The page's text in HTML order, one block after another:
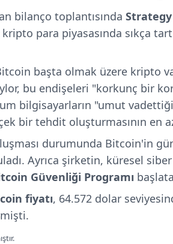
bilanço toplantısında
para piyasasında sıkça
başta olmak üzere kripto
bu endişeleri "korkunç bir
bilgisayarların "umut
bir tehdit oluşturmasının en
durumunda Bitcoin'in
Ayrıca şirketin, küresel
Güvenliği Programı
fiyatı, 64.572 dolar